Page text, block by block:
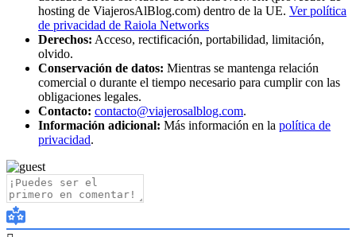
hosting de ViajerosAlBlog.com) dentro de la UE. Ver política
de privacidad de Raiola Networks
Derechos: Acceso, rectificación, portabilidad, limitación,
olvido.
Conservación de datos: Mientras se mantenga relación
comercial o durante el tiempo necesario para cumplir con las
obligaciones legales.
Contacto: contacto@viajerosalblog.com.
Información adicional: Más información en la política de
privacidad.